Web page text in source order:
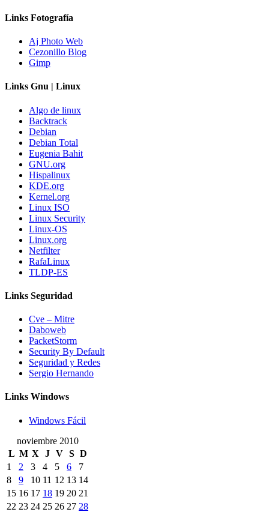
Links Fotografía
Aj Photo Web
Cezonillo Blog
Gimp
Links Gnu | Linux
Algo de linux
Backtrack
Debian
Debian Total
Eugenia Bahit
GNU.org
Hispalinux
KDE.org
Kernel.org
Linux ISO
Linux Security
Linux-OS
Linux.org
Netfilter
RafaLinux
TLDP-ES
Links Seguridad
Cve – Mitre
Daboweb
PacketStorm
Security By Default
Seguridad y Redes
Sergio Hernando
Links Windows
Windows Fácil
noviembre 2010
L M X J V S D
1
2 3 4 5 6
7
8
9 10 11 12 13 14
15 16 17 18 19 20 21
22 23 24 25 26 27 28